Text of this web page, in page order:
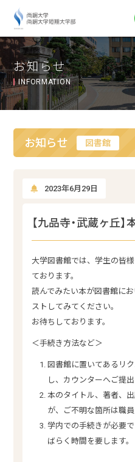
お知らせ
INFORMATION
お知らせ 図書館
2023年6月29日
【九品寺・武蔵ヶ丘
大学図書館では、学生の皆
ております。
読んでみたい本が図書館に
ストしてみてください。
お待ちしております。
＜手続き方法など＞
図書館に置いてあるリ
し、カウンターへご提出
本のタイトル、著者、
が、ご不明な箇所は職
学内での手続きが必要
ばらく時間を要します。